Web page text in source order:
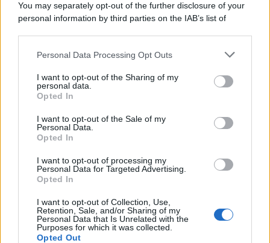
You may separately opt-out of the further disclosure of your
personal information by third parties on the IAB’s list of
This information may also be disclosed by us to third parties
disclose it to other third parties.
Please note that this website/app uses one or more Google
services and may gather and store information including but
not limited to your visit or usage behaviour. You may click to
grant or deny consent to Google and its third-party tags to
consent section.
Personal Data Processing Opt Outs
I want to opt-out of the Sharing of my
personal data.
Opted In
I want to opt-out of the Sale of my
Personal Data.
Opted In
I want to opt-out of processing my
Personal Data for Targeted Advertising.
Opted In
I want to opt-out of Collection, Use,
Retention, Sale, and/or Sharing of my
Personal Data that Is Unrelated with the
Purposes for which it was collected.
Opted Out